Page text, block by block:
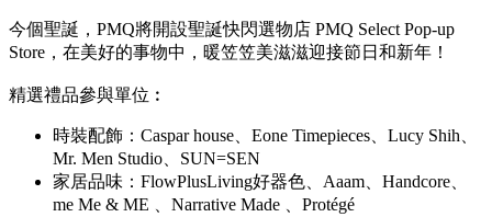
今個聖誕，PMQ將開設聖誕快閃選物店 PMQ Select Pop-up
Store，在美好的事物中，暖笠笠美滋滋迎接節日和新年！
精選禮品參與單位︰
時裝配飾：Caspar house、Eone Timepieces、Lucy Shih、
Mr. Men Studio、SUN=SEN
家居品味：FlowPlusLiving好器色、Aaam、Handcore、
me Me & ME 、Narrative Made 、Protégé